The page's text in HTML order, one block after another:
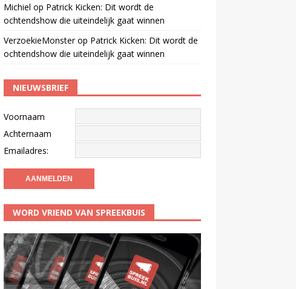
Michiel op Patrick Kicken: Dit wordt de
ochtendshow die uiteindelijk gaat winnen
VerzoekieMonsterop Patrick Kicken: Dit wordt de
ochtendshow die uiteindelijk gaat winnen
NIEUWSBRIEF
Voornaam
Achternaam
Emailadres:
WORD VRIEND VAN SPREEKBUIS